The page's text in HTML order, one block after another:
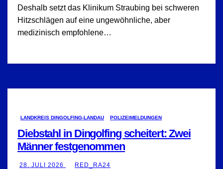
Deshalb setzt das Klinikum Straubing bei schweren
Hitzschlägen auf eine ungewöhnliche, aber
medizinisch empfohlene…
LANDKREIS DINGOLFING-LANDAU POLIZEIMELDUNGEN
Diebstahl in Dingolfing scheitert: Zwei
Männer festgenommen
28. JULI 2026 RED_RA24